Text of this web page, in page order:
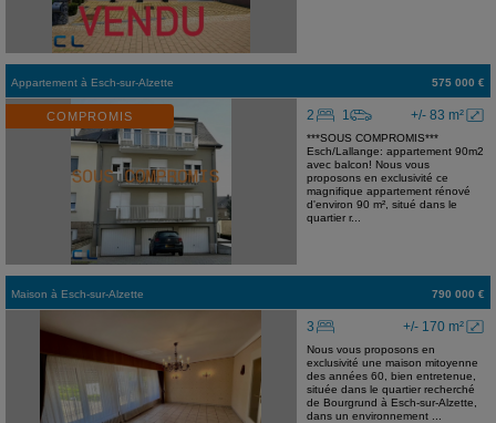
Appartement à Esch-sur-Alzette 575 000 €
COMPROMIS +/- 83 m²
2 1
***SOUS COMPROMIS***
Esch/Lallange: appartement 90m2
avec balcon! Nous vous
proposons en exclusivité ce
magnifique appartement rénové
d'environ 90 m², situé dans le
quartier r...
Maison à Esch-sur-Alzette 790 000 €
+/- 170 m²
3
Nous vous proposons en
exclusivité une maison mitoyenne
des années 60, bien entretenue,
située dans le quartier recherché
de Bourgrund à Esch-sur-Alzette,
dans un environnement ...